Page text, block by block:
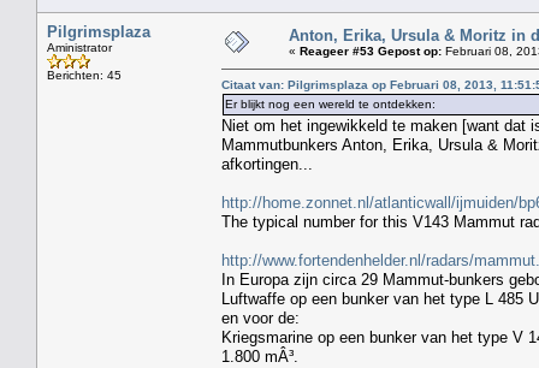
Pilgrimsplaza
Aministrator
Berichten: 45
Anton, Erika, Ursula & Moritz in
« Reageer #53 Gepost op: Februari 08,
Citaat van: Pilgrimsplaza op Februari 08, 2013,
Er blijkt nog een wereld te ontdekken:
Niet om het ingewikkeld te maken [want dat
Mammutbunkers Anton, Erika, Ursula &
afkortingen...
http://home.zonnet.nl/atlanticwall/ijmuiden/
The typical number for this V143 Mammut
http://www.fortendenhelder.nl/radars/
In Europa zijn circa 29 Mammut-bunkers
Luftwaffe op een bunker van het type L 485
en voor de:
Kriegsmarine op een bunker van het type V
1.800 mÂ³.